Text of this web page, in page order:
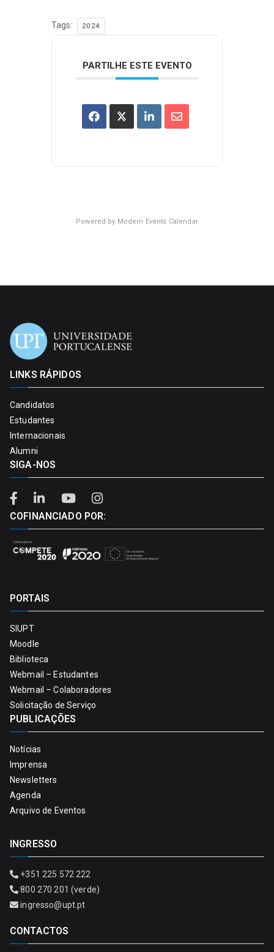
Tags: 2024
PARTILHE ESTE EVENTO
Powered by Modern Events Calendar
LINKS RÁPIDOS
Candidatos
Estudantes
Internacionais
Alumni
SIGA-NOS
COFINANCIADO POR:
PORTAIS
SIUPT
Moodle
Biblioteca
Webmail – Estudantes
Webmail – Colaboradores
Solicitação de Serviço
PUBLICAÇÕES
Notícias
Imprensa
Newsletters
Agenda
Arquivo de Eventos
INGRESSO
+351 225 572 222
800 270 201 (verde)
ingresso@upt.pt
CONTACTOS